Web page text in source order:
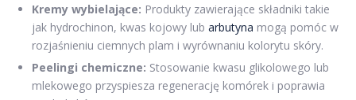
Kremy wybielające: Produkty zawierające składniki takie
jak hydrochinon, kwas kojowy lub arbutyna mogą pomóc w
rozjaśnieniu ciemnych plam i wyrównaniu kolorytu skóry.
Peelingi chemiczne: Stosowanie kwasu glikolowego lub
mlekowego przyspiesza regenerację komórek i poprawia